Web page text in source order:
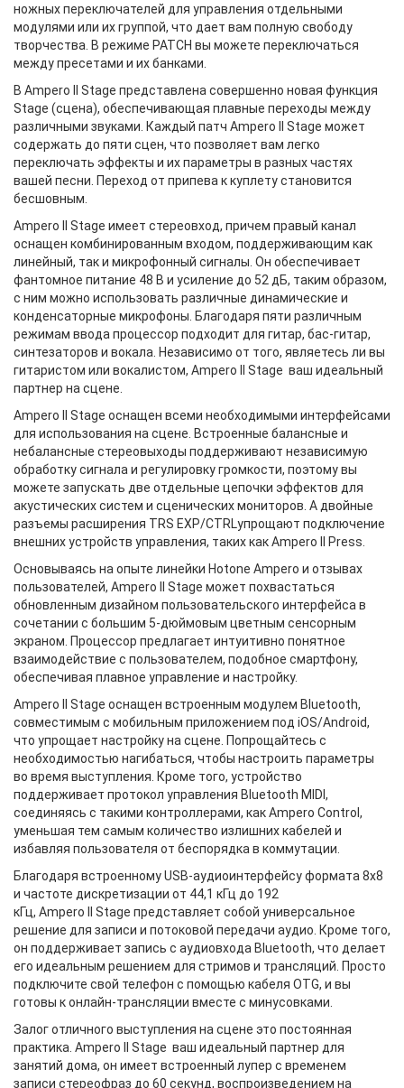
ножных переключателей для управления отдельными
модулями или их группой, что дает вам полную свободу
творчества. В режиме PATCH вы можете переключаться
между пресетами и их банками.
В Ampero II Stage представлена совершенно новая функция
Stage (сцена), обеспечивающая плавные переходы между
различными звуками. Каждый патч Ampero II Stage может
содержать до пяти сцен, что позволяет вам легко
переключать эффекты и их параметры в разных частях
вашей песни. Переход от припева к куплету становится
бесшовным.
Ampero II Stage имеет стереовход, причем правый канал
оснащен комбинированным входом, поддерживающим как
линейный, так и микрофонный сигналы. Он обеспечивает
фантомное питание 48 В и усиление до 52 дБ, таким образом,
с ним можно использовать различные динамические и
конденсаторные микрофоны. Благодаря пяти различным
режимам ввода процессор подходит для гитар, бас-гитар,
синтезаторов и вокала. Независимо от того, являетесь ли вы
гитаристом или вокалистом, Ampero II Stage ваш идеальный
партнер на сцене.
Ampero II Stage оснащен всеми необходимыми интерфейсами
для использования на сцене. Встроенные балансные и
небалансные стереовыходы поддерживают независимую
обработку сигнала и регулировку громкости, поэтому вы
можете запускать две отдельные цепочки эффектов для
акустических систем и сценических мониторов. А двойные
разъемы расширения TRS EXP/CTRLупрощают подключение
внешних устройств управления, таких как Ampero II Press.
Основываясь на опыте линейки Hotone Ampero и отзывах
пользователей, Ampero II Stage может похвастаться
обновленным дизайном пользовательского интерфейса в
сочетании с большим 5-дюймовым цветным сенсорным
экраном. Процессор предлагает интуитивно понятное
взаимодействие с пользователем, подобное смартфону,
обеспечивая плавное управление и настройку.
Ampero II Stage оснащен встроенным модулем Bluetooth,
совместимым с мобильным приложением под iOS/Android,
что упрощает настройку на сцене. Попрощайтесь с
необходимостью нагибаться, чтобы настроить параметры
во время выступления. Кроме того, устройство
поддерживает протокол управления Bluetooth MIDI,
соединяясь с такими контроллерами, как Ampero Control,
уменьшая тем самым количество излишних кабелей и
избавляя пользователя от беспорядка в коммутации.
Благодаря встроенному USB-аудиоинтерфейсу формата 8x8
и частоте дискретизации от 44,1 кГц до 192
кГц, Ampero II Stage представляет собой универсальное
решение для записи и потоковой передачи аудио. Кроме того,
он поддерживает запись с аудиовхода Bluetooth, что делает
его идеальным решением для стримов и трансляций. Просто
подключите свой телефон с помощью кабеля OTG, и вы
готовы к онлайн-трансляции вместе с минусовками.
Залог отличного выступления на сцене это постоянная
практика. Ampero II Stage ваш идеальный партнер для
занятий дома, он имеет встроенный лупер с временем
записи стереофраз до 60 секунд, воспроизведением на